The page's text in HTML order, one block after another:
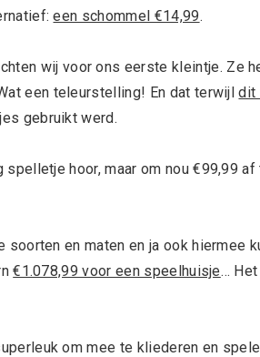
een schommel €14,99.
wij voor ons eerste kleintje. Ze
een teleurstelling! En dat terwijldit
gebruikt werd.
spelletje hoor, maar om nou €99,99
soorten en maten en ja ook hiermee
€1.078,99 voor een speelhuisje… Het
om mee te kliederen en